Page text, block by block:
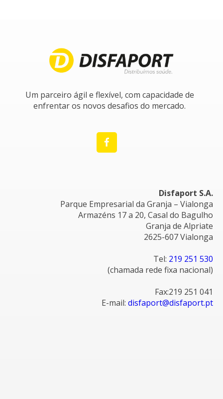
Um parceiro ágil e flexível, com capacidade de
enfrentar os novos desafios do mercado.
Disfaport S.A.
Parque Empresarial da Granja – Vialonga
Armazéns 17 a 20, Casal do Bagulho
Granja de Alpriate
2625-607 Vialonga
Tel: 219 251 530
(chamada rede fixa nacional)
Fax:219 251 041
E-mail: disfaport@disfaport.pt